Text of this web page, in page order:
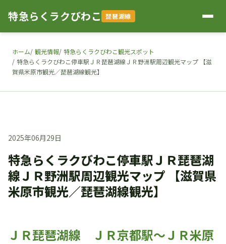
特急らくラクびわこ 琵琶湖線
ホーム 観光情報 特急らくラクびわこ観光スポット
特急らくラクびわこ停車駅ＪＲ琵琶湖線ＪＲ野洲駅周辺観光マップ 【滋
賀県米原市観光／琵琶湖線観光】
2025年06月29日
特急らくラクびわこ停車駅ＪＲ琵琶湖
線ＪＲ野洲駅周辺観光マップ 【滋賀県
米原市観光／琵琶湖線観光】
ＪＲ琵琶湖線 ＪＲ京都駅～ＪＲ米原